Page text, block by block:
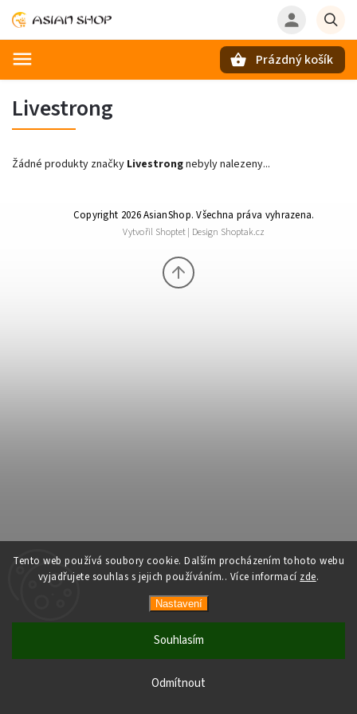
Tento web používá soubory cookie. Dalším procházením tohoto webu
vyjadřujete souhlas s jejich používáním.. Více informací zde.
Nastavení
Odmítnout
Souhlasím
Prázdný košík
Livestrong
Žádné produkty značky Livestrongnebyly nalezeny...
Copyright 2026AsianShop. Všechna práva vyhrazena.
Vytvořil Shoptet| Design Shoptak.cz